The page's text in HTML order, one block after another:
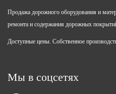
Продажа дорожного оборудования и
ремонта и содержания дорожных
Доступные цены. Собственное
Мы в соцсетях